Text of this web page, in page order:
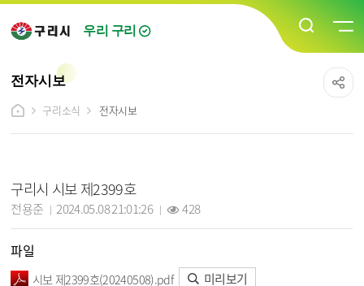
우리 구리
전자시보
구리소식
전자시보
구리시 시보 제2399호
전용준 2024.05.08 21:01:26 428
파일
시보 제2399호(20240508).pdf 미리보기